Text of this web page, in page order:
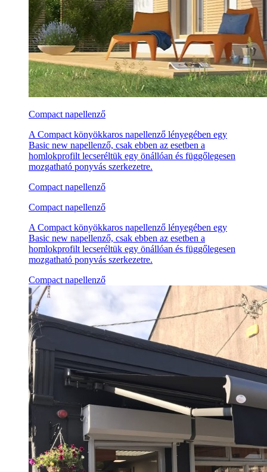
Compact napellenző
A Compact könyökkaros napellenző lényegében egy
Basic new napellenző, csak ebben az esetben a
homlokprofilt lecseréltük egy önállóan és függőlegesen
mozgatható ponyvás szerkezetre.
Compact napellenző
Compact napellenző
A Compact könyökkaros napellenző lényegében egy
Basic new napellenző, csak ebben az esetben a
homlokprofilt lecseréltük egy önállóan és függőlegesen
mozgatható ponyvás szerkezetre.
Compact napellenző